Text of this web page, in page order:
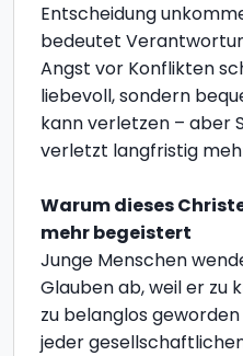
Entscheidung
bedeutet
Angst vor Konflikten
liebevoll, sondern
kann verletzen – aber
verletzt langfristig
Warum dieses
mehr begeistert
Junge Menschen
Glauben ab, weil er zu
zu belanglos
jeder